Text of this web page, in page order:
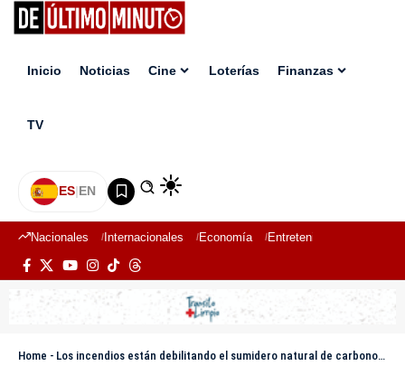
Inicio Noticias Cine Loterías Finanzas
TV
ES|EN
Nacionales Internacionales Economía Entretenimiento
Home - Los incendios están debilitando el sumidero natural de carbono en Europa, según un informe